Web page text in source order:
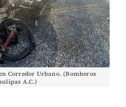
Corredor Urbano. (Bomberos
A.C.)